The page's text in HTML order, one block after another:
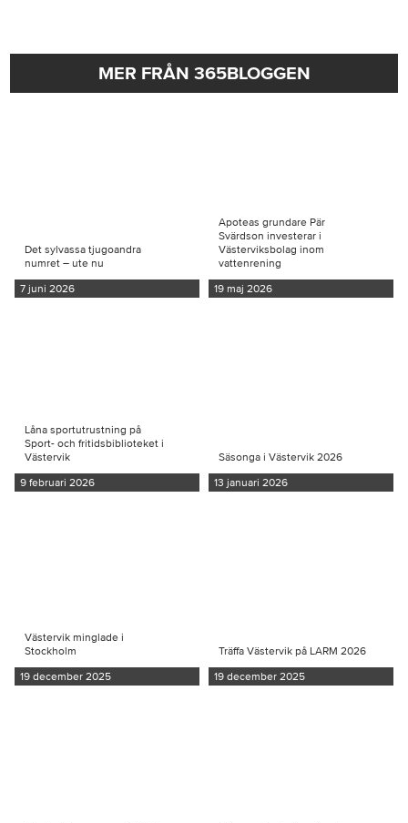
MER FRÅN 365BLOGGEN
Det sylvassa tjugoandra
numret – ute nu
7 juni 2026
Apoteas grundare Pär
Svärdson investerar i
Västerviksbolag inom
vattenrening
19 maj 2026
Låna sportutrustning på
Sport- och fritidsbiblioteket i
Västervik
9 februari 2026
Säsonga i Västervik 2026
13 januari 2026
Västervik minglade i
Stockholm
19 december 2025
Träffa Västervik på LARM 2026
19 december 2025